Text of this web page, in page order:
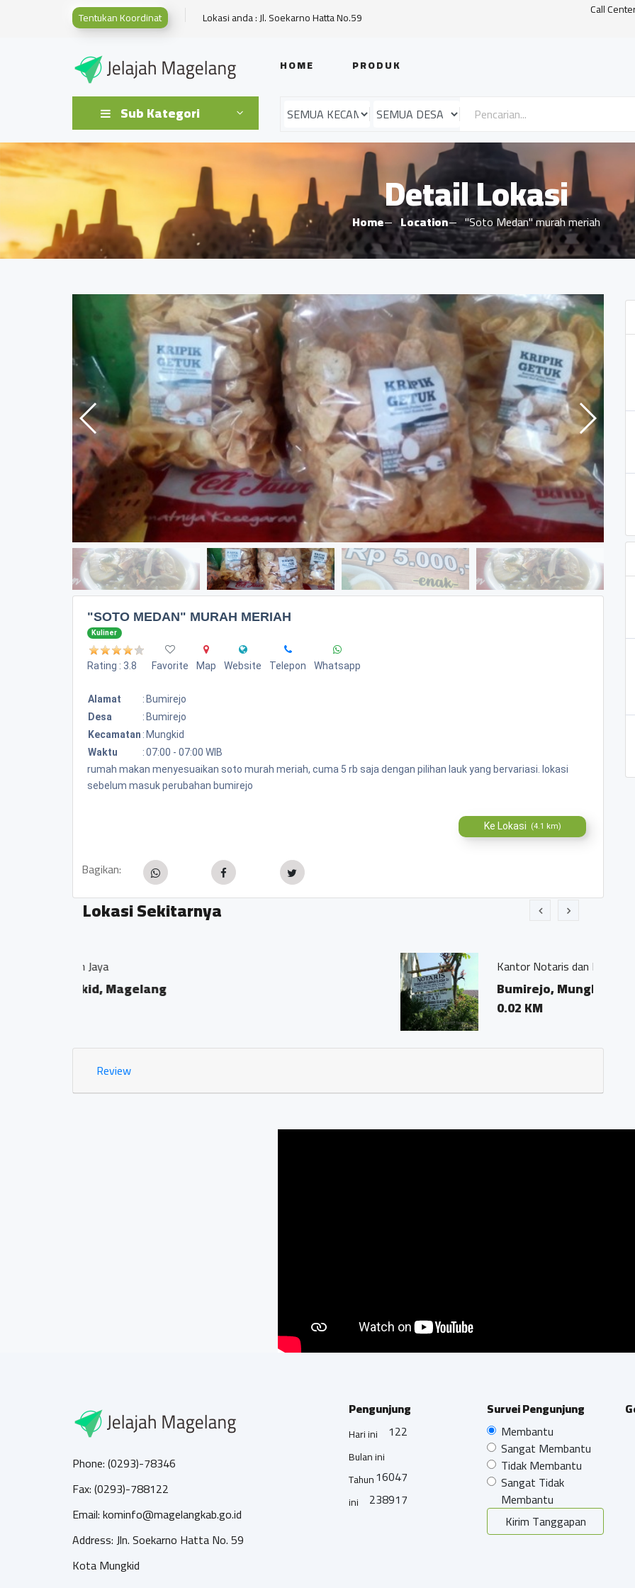
Tentukan Koordinat Lokasi anda : Jl. Soekarno Hatta No.59 Call
HOME PRODUK
Sub Kategori
Detail Lokasi
Home Location "Soto Medan" murah meriah
"SOTO MEDAN" MURAH MERIAH
Kuliner
Rating : 3.8 Favorite Map Website Telepon Whatsapp
Alamat : Bumirejo
Desa
: Bumirejo
Kecamatan : Mungkid
Waktu
:07:00 - 07:00 WIB
rumah makan menyesuaikan soto murah meriah, cuma 5 rb saja dengan pilihan lauk yang bervariasi. lokasi
sebelum masuk perubahan bumirejo
Ke Lokasi (4.1 km)
Bagikan:
Lokasi Sekitarnya
Kantor Notaris dan PPAT "Georgius Ivo Marius, SH"
Review
Phone: (0293)-78346
Fax: (0293)-788122
Email: kominfo@magelangkab.go.id
Address: Jln. Soekarno Hatta No. 59
Kota Mungkid
Pengunjung
Hari ini 122
Bulan ini
16047
Tahun
ini
238917
Survei Pengunjung
Membantu
Sangat Membantu
Tidak Membantu
Sangat Tidak
Membantu
Kirim Tanggapan